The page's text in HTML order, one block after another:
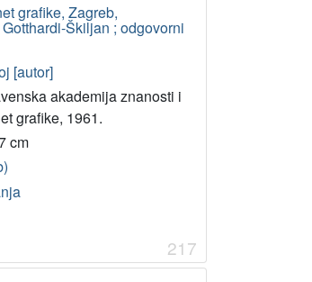
grafike, Zagreb,
Škiljan ; odgovorni
[autor]
akademija znanosti i
grafike, 1961.
cm
217